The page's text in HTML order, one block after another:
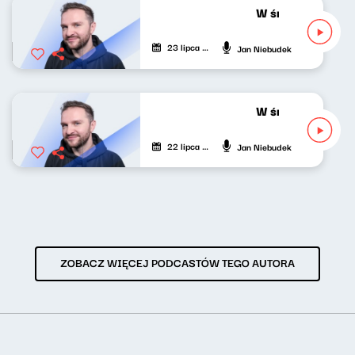
W środku dnia
23 lipca 2026 Jan Niebudek
W środku dnia
22 lipca 2026 Jan Niebudek
ZOBACZ WIĘCEJ PODCASTÓW TEGO AUTORA